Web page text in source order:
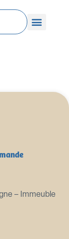
des
– Immeuble